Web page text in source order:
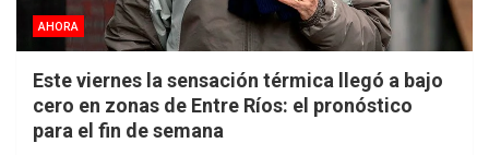
AHORA
Este viernes la sensación térmica llegó a bajo
cero en zonas de Entre Ríos: el pronóstico
para el fin de semana